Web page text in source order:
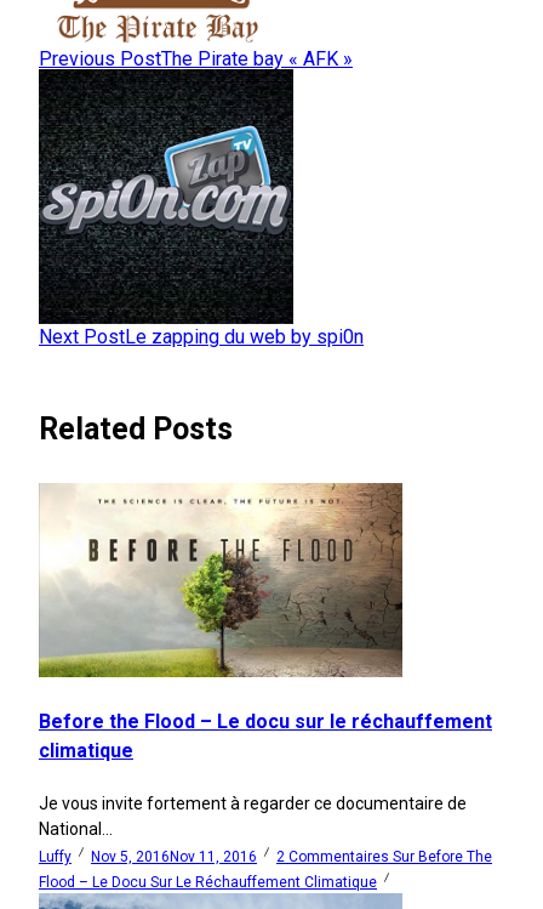
Previous PostThe Pirate bay « AFK »
Next PostLe zapping du web by spi0n
Related Posts
Before the Flood – Le docu sur le réchauffement
climatique
Je vous invite fortement à regarder ce documentaire de
National...
Luffy Nov 5, 2016Nov 11, 2016 2 Commentaires Sur Before The
Flood – Le Docu Sur Le Réchauffement Climatique